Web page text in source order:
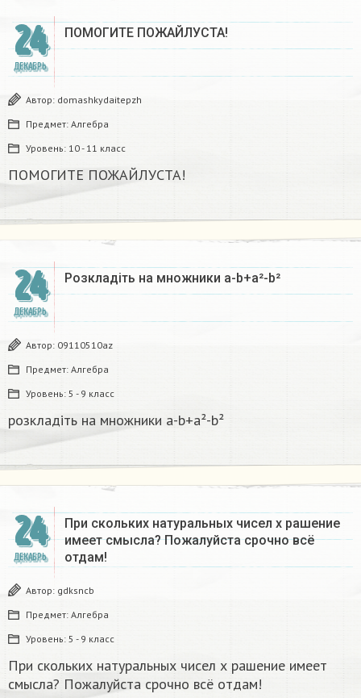
24
ДЕКАБРЬ
ПОМОГИТЕ ПОЖАЙЛУСТА!
Автор: domashkydaitepzh
Предмет: Алгебра
Уровень: 10 - 11 класс
ПОМОГИТЕ ПОЖАЙЛУСТА!
24
ДЕКАБРЬ
Розкладіть на множники а-b+a²-b²​
Автор: 09110510az
Предмет: Алгебра
Уровень: 5 - 9 класс
розкладіть на множники а-b+a²-b²​
24
ДЕКАБРЬ
При скольких натуральных чисел х рашение
имеет смысла? Пожалуйста срочно всё
отдам!
Автор: gdksncb
Предмет: Алгебра
Уровень: 5 - 9 класс
При скольких натуральных чисел х рашение имеет
смысла? Пожалуйста срочно всё отдам!